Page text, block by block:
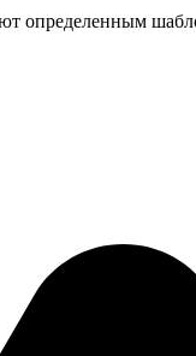
определенным